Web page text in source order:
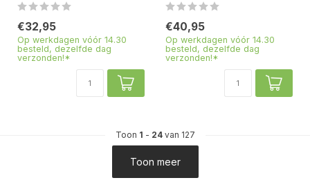
€32,95
Op werkdagen vóór 14.30
besteld, dezelfde dag
verzonden!*
€40,95
Op werkdagen vóór 14.30
besteld, dezelfde dag
verzonden!*
Toon 1 - 24van 127
Toon meer